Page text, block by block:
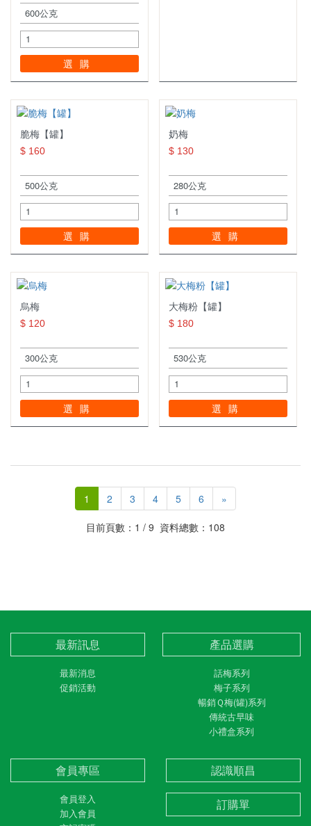
選購
脆梅【罐】
$ 160
選購
奶梅
$ 130
選購
烏梅
$ 120
選購
大梅粉【罐】
$ 180
選購
1 2 3 4 5 6 »
目前頁數：1 / 9 資料總數：108
最新訊息
最新消息
促銷活動
產品選購
話梅系列
梅子系列
暢銷Ｑ梅(罐)系列
傳統古早味
小禮盒系列
會員專區
會員登入
加入會員
認識順昌
訂購單